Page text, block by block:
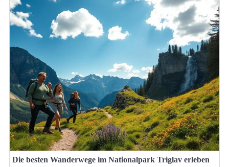
Die besten Wanderwege im Nationalpark Triglav erleben